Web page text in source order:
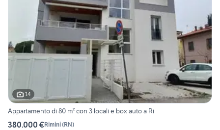
14
Appartamento di 80 m² con 3 locali e box auto a Ri
380.000 €Rimini(RN)